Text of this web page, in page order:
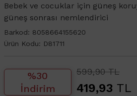
Bebek ve cocuklar için güneş
güneş sonrası nemlendirici
Barkod: 8058664155620
Ürün Kodu: D81711
%30
İndirim
599,90 TL
419,93 TL